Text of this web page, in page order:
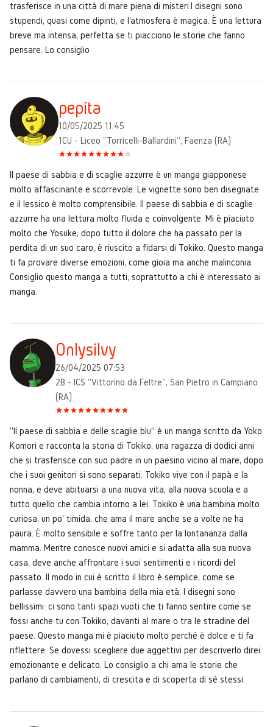
trasferisce in una città di mare piena di misteri.I disegni sono
stupendi, quasi come dipinti, e l'atmosfera è magica. È una lettura
breve ma intensa, perfetta se ti piacciono le storie che fanno
pensare. Lo consiglio
pepita
10/05/2025 11:45
1CU - Liceo "Torricelli-Ballardini", Faenza (RA)
Il paese di sabbia e di scaglie azzurre è un manga giapponese
molto affascinante e scorrevole. Le vignette sono ben disegnate
e il lessico è molto comprensibile. Il paese di sabbia e di scaglie
azzurre ha una lettura molto fluida e coinvolgente. Mi è piaciuto
molto che Yosuke, dopo tutto il dolore che ha passato per la
perdita di un suo caro, è riuscito a fidarsi di Tokiko. Questo manga
ti fa provare diverse emozioni, come gioia ma anche malinconia.
Consiglio questo manga a tutti, soprattutto a chi è interessato ai
manga.
Onlysilvy
26/04/2025 07:53
2B - ICS "Vittorino da Feltre", San Pietro in Campiano
(RA)
"Il paese di sabbia e delle scaglie blu" è un manga scritto da Yoko
Komori e racconta la storia di Tokiko, una ragazza di dodici anni
che si trasferisce con suo padre in un paesino vicino al mare, dopo
che i suoi genitori si sono separati. Tokiko vive con il papà e la
nonna, e deve abituarsi a una nuova vita, alla nuova scuola e a
tutto quello che cambia intorno a lei. Tokiko è una bambina molto
curiosa, un po' timida, che ama il mare anche se a volte ne ha
paura. È molto sensibile e soffre tanto per la lontananza dalla
mamma. Mentre conosce nuovi amici e si adatta alla sua nuova
casa, deve anche affrontare i suoi sentimenti e i ricordi del
passato. Il modo in cui è scritto il libro è semplice, come se
parlasse davvero una bambina della mia età. I disegni sono
bellissimi: ci sono tanti spazi vuoti che ti fanno sentire come se
fossi anche tu con Tokiko, davanti al mare o tra le stradine del
paese. Questo manga mi è piaciuto molto perché è dolce e ti fa
riflettere. Se dovessi scegliere due aggettivi per descriverlo direi:
emozionante e delicato. Lo consiglio a chi ama le storie che
parlano di cambiamenti, di crescita e di scoperta di sé stessi.